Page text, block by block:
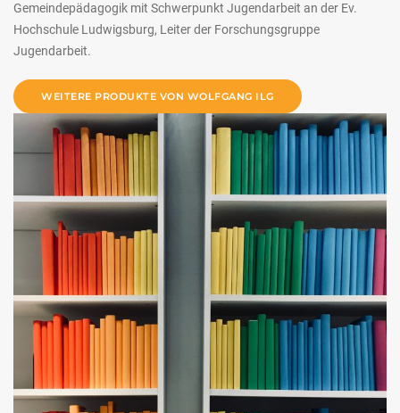
Gemeindepädagogik mit Schwerpunkt Jugendarbeit an der Ev.
Hochschule Ludwigsburg, Leiter der Forschungsgruppe
Jugendarbeit.
WEITERE PRODUKTE VON WOLFGANG ILG